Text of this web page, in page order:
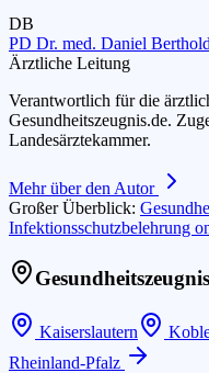
DB
PD Dr. med. Daniel Berthold
Ärztliche Leitung
Verantwortlich für die
Gesundheitszeugnis.de.
Landesärztekammer.
Mehr über den Autor
Großer Überblick:
Infektionsschutzbelehrung
Kaiserslautern
Rheinland-Pfalz